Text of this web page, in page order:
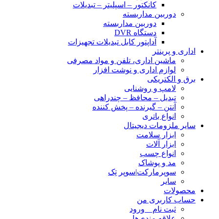
کانکتور – اسپلیتر – تبدیلات
دوربین مداربسته
دوربین مداربسته
دستگاه DVR
آداپتور کابل تبدیلات تجهیزات
اداری و پرینتر
ماشین اداری، تلفن و مواد مصرفی
لوازم اداری و نوشت افزار
برق و الکتریکی
لامپ و روشنایی
تبدیل – محافظ – چندراهی
آنتن – گیرنده – پخش کننده
انواع باتری
سایر ملزومات دیجیتال
ابزار سلامت
ابزار آلات
انواع چسب
مد و پوشاک
سوپرمارکت|سوپر تِک
سایر
محصولات
حساب کاربری من
ثبت نام _ ورود